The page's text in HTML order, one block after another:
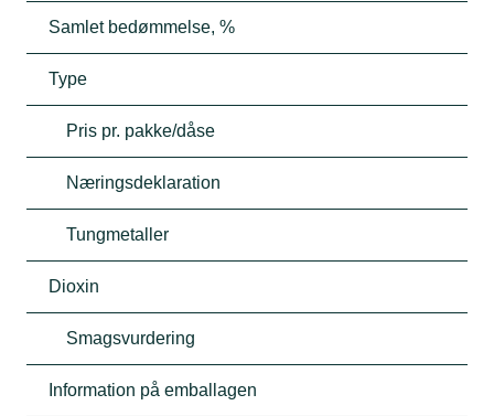
Samlet bedømmelse, %
Type
Pris pr. pakke/dåse
Næringsdeklaration
Tungmetaller
Dioxin
Smagsvurdering
Information på emballagen